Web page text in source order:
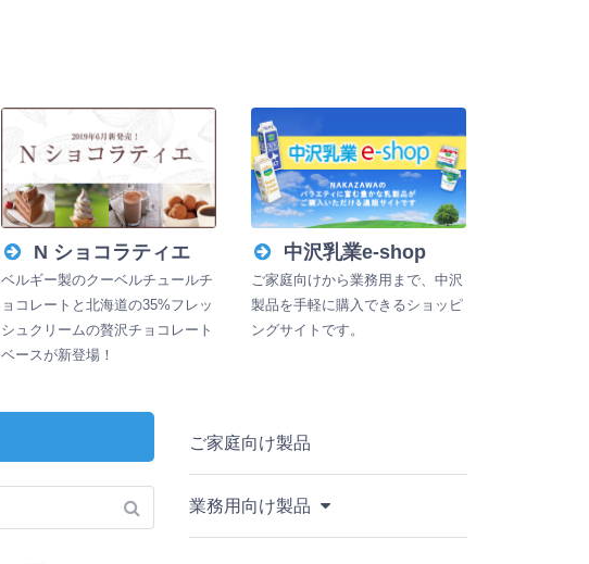
N ショコラティエ
ベルギー製のクーベルチュールチ
ョコレートと北海道の35%フレッ
シュクリームの贅沢チョコレート
ベースが新登場！
中沢乳業e-shop
ご家庭向けから業務用まで、中沢
製品を手軽に購入できるショッピ
ングサイトです。
ご家庭向け製品
業務用向け製品